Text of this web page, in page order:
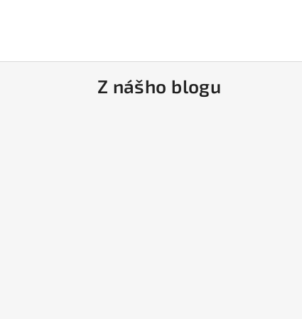
Z nášho blogu